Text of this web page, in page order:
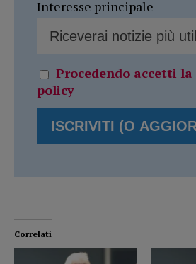
Interesse principale
Procedendo accetti
policy
Correlati